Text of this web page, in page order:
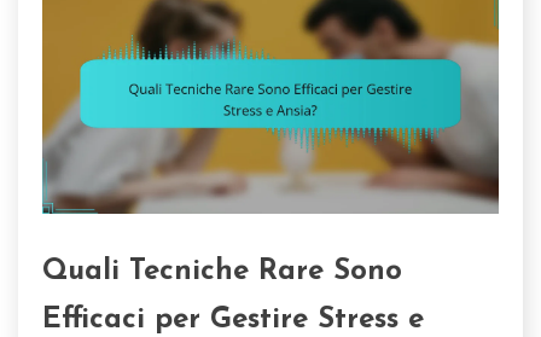
Quali Tecniche Rare Sono
Efficaci per Gestire Stress e